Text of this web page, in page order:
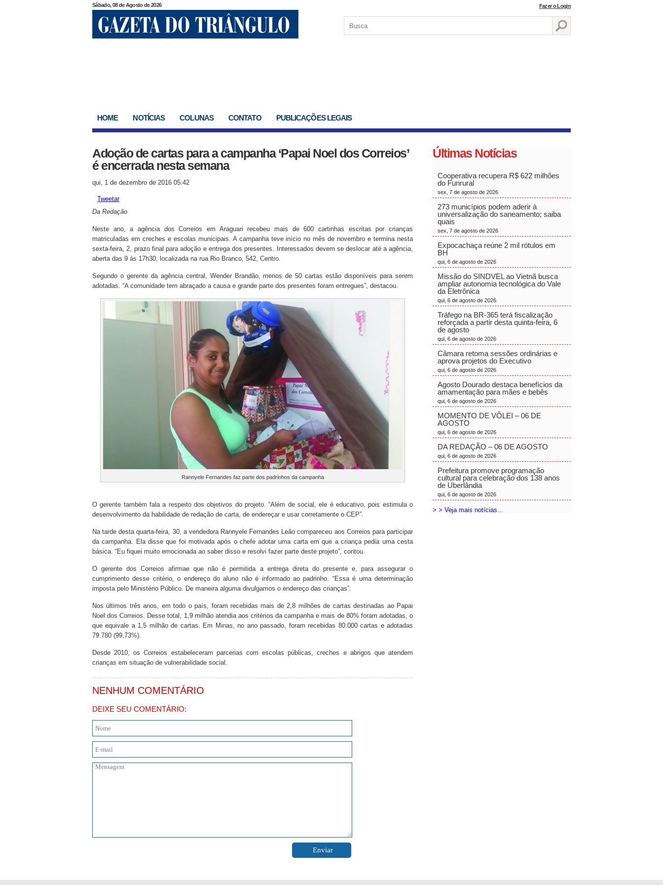
Sábado, 08 de Agosto de 2026 Fazer o Login
HOME NOTÍCIAS COLUNAS CONTATO PUBLICAÇÕES LEGAIS
Adoção de cartas para a campanha ‘Papai Noel dos Correios’
é encerrada nesta semana
qui, 1 de dezembro de 2016 05:42
Tweetar
Da Redação
Neste ano, a agência dos Correios em Araguari recebeu mais de 600 cartinhas escritas por crianças
matriculadas em creches e escolas municipais. A campanha teve início no mês de novembro e termina nesta
sexta-feira, 2, prazo final para adoção e entrega dos presentes. Interessados devem se deslocar até a agência,
aberta das 9 às 17h30, localizada na rua Rio Branco, 542, Centro.
Segundo o gerente da agência central, Wender Brandão, menos de 50 cartas estão disponíveis para serem
adotadas. “A comunidade tem abraçado a causa e grande parte dos presentes foram entregues”, destacou.
Rannyele Fernandes faz parte dos padrinhos da campanha
O gerente também fala a respeito dos objetivos do projeto. “Além de social, ele é educativo, pois estimula o
desenvolvimento da habilidade de redação de carta, de endereçar e usar corretamente o CEP”.
Na tarde desta quarta-feira, 30, a vendedora Rannyele Fernandes Leão compareceu aos Correios para participar
da campanha. Ela disse que foi motivada após o chefe adotar uma carta em que a criança pedia uma cesta
básica. “Eu fiquei muito emocionada ao saber disso e resolvi fazer parte deste projeto”, contou.
O gerente dos Correios afirmae que não é permitida a entrega direta do presente e, para assegurar o
cumprimento desse critério, o endereço do aluno não é informado ao padrinho. “Essa é uma determinação
imposta pelo Ministério Público. De maneira alguma divulgamos o endereço das crianças”.
Nos últimos três anos, em todo o país, foram recebidas mais de 2,8 milhões de cartas destinadas ao Papai
Noel dos Correios. Desse total, 1,9 milhão atendia aos critérios da campanha e mais de 80% foram adotadas, o
que equivale a 1,5 milhão de cartas. Em Minas, no ano passado, foram recebidas 80.000 cartas e adotadas
79.780 (99,73%).
Desde 2010, os Correios estabeleceram parcerias com escolas públicas, creches e abrigos que atendem
crianças em situação de vulnerabilidade social.
NENHUM COMENTÁRIO
DEIXE SEU COMENTÁRIO:
Últimas Notícias
Cooperativa recupera R$ 622 milhões
do Funrural
sex, 7 de agosto de 2026
273 municípios podem aderir à
universalização do saneamento; saiba
quais
sex, 7 de agosto de 2026
Expocachaça reúne 2 mil rótulos em
BH
qui, 6 de agosto de 2026
Missão do SINDVEL ao Vietnã busca
ampliar autonomia tecnológica do Vale
da Eletrônica
qui, 6 de agosto de 2026
Tráfego na BR-365 terá fiscalização
reforçada a partir desta quinta-feira, 6
de agosto
qui, 6 de agosto de 2026
Câmara retoma sessões ordinárias e
aprova projetos do Executivo
qui, 6 de agosto de 2026
Agosto Dourado destaca benefícios da
amamentação para mães e bebês
qui, 6 de agosto de 2026
MOMENTO DE VÔLEI – 06 DE
AGOSTO
qui, 6 de agosto de 2026
DA REDAÇÃO – 06 DE AGOSTO
qui, 6 de agosto de 2026
Prefeitura promove programação
cultural para celebração dos 138 anos
de Uberlândia
qui, 6 de agosto de 2026
> > Veja mais notícias...